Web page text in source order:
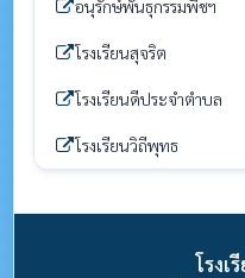
อนุรักษ์พันธุกรรมพืชฯ
โรงเรียนสุจริต
โรงเรียนดีประจำตำบล
โรงเรียนวิถีพุทธ
โรงเ